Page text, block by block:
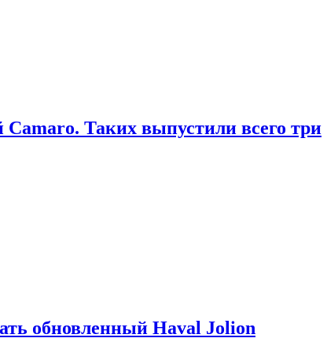
Таких выпустили всего три
обновленный Haval Jolion